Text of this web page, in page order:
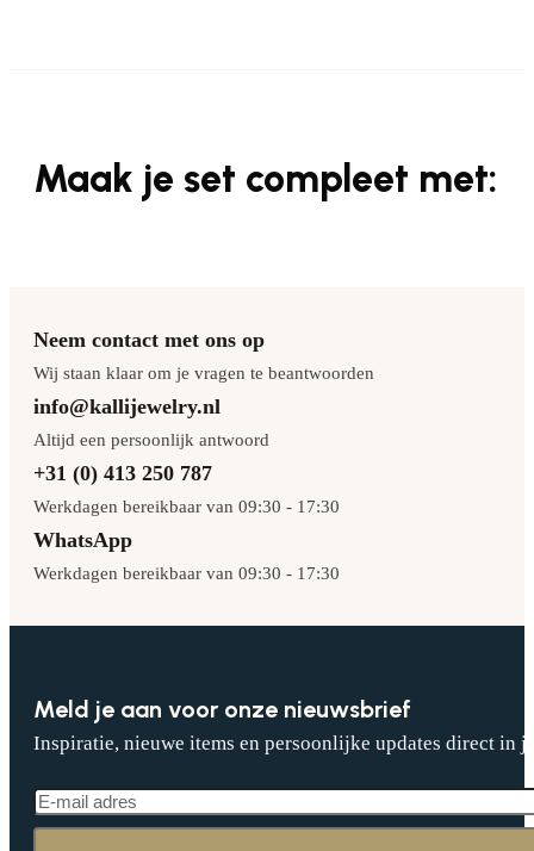
Maak je set compleet met:
Neem contact met ons op
Wij staan klaar om je vragen te beantwoorden
info@kallijewelry.nl
Altijd een persoonlijk antwoord
+31 (0) 413 250 787
Werkdagen bereikbaar van 09:30 - 17:30
WhatsApp
Werkdagen bereikbaar van 09:30 - 17:30
Meld je aan voor onze nieuwsbrief
Inspiratie, nieuwe items en persoonlijke updates direct in